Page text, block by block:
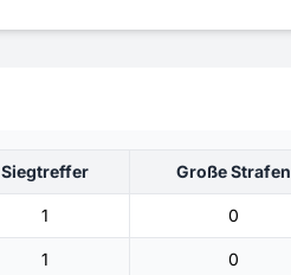
Siegtreffer Große Strafen
1 0
1 0